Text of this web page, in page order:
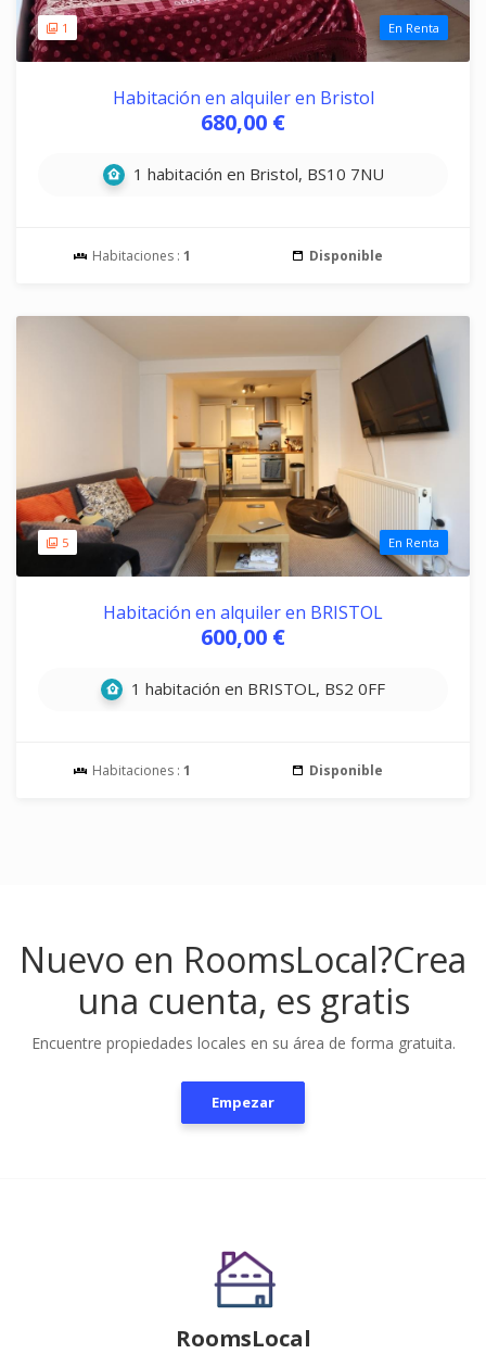
1 En Renta
Habitación en alquiler en Bristol
680,00 €
1 habitación en Bristol, BS10 7NU
Habitaciones : 1 Disponible
5 En Renta
Habitación en alquiler en BRISTOL
600,00 €
1 habitación en BRISTOL, BS2 0FF
Habitaciones : 1 Disponible
Nuevo en RoomsLocal?Crea
una cuenta, es gratis
Encuentre propiedades locales en su área de forma gratuita.
Empezar
RoomsLocal